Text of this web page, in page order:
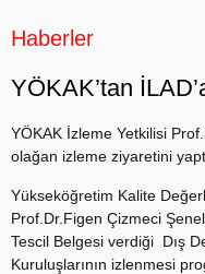
Haberler
YÖKAK’tan
YÖKAK İzleme Yetkilisi
olağan izleme ziyaretini
Yükseköğretim Kalite
Prof.Dr.Figen Çizmeci
Tescil Belgesi verdiği Dış
Kuruluşlarının izlenmesi